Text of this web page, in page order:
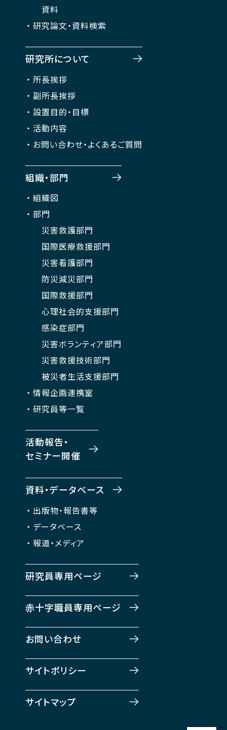
資料
研究論文・資料検索
研究所について
所長挨拶
副所長挨拶
設置目的・目標
活動内容
お問い合わせ・よくあるご質問
組織・部門
組織図
部門
災害救護部門
国際医療救援部門
災害看護部門
防災減災部門
国際救援部門
心理社会的支援部門
感染症部門
災害ボランティア部門
災害救援技術部門
被災者生活支援部門
情報企画連携室
研究員等一覧
活動報告・
セミナー開催
資料・データベース
出版物・報告書等
データベース
報道・メディア
研究員専用ページ
赤十字職員専用ページ
お問い合わせ
サイトポリシー
サイトマップ